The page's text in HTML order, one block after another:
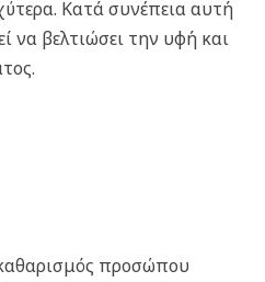
Κατά συνέπεια αυτή
να βελτιώσει την υφή και
προσώπου